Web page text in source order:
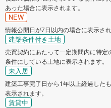
あった場合に表示されます。
NEW
情報公開日が7日以内の場合に表示され
建築条件付き土地
売買契約にあたって一定期間内に特
条件にしている土地に表示されます。
未入居
建築工事完了日から1年以上経過した
表示されます。
賃貸中